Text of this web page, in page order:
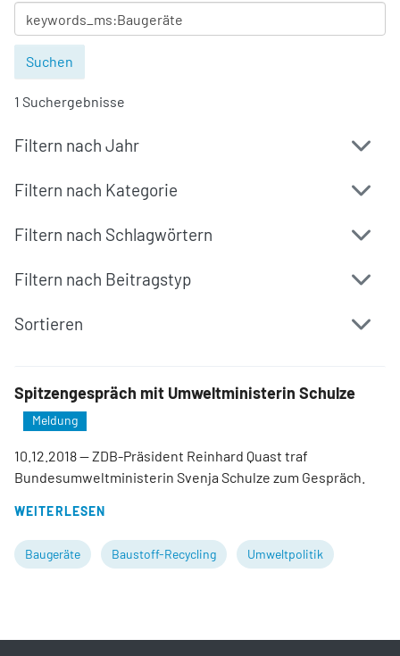
1 Suchergebnisse
Filtern nach Jahr
Filtern nach Kategorie
Filtern nach Schlagwörtern
Filtern nach Beitragstyp
Sortieren
Spitzengespräch mit Umweltministerin Schulze
Meldung
10.12.2018— ZDB-Präsident Reinhard Quast traf
Bundesumweltministerin Svenja Schulze zum Gespräch.
WEITERLESEN
Baugeräte Baustoff-Recycling Umweltpolitik